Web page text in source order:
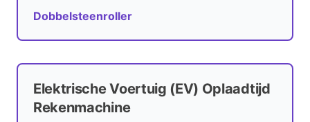
Dobbelsteenroller
Elektrische Voertuig (EV) Oplaadtijd
Rekenmachine